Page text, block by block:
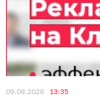
09.08.2026 13:35